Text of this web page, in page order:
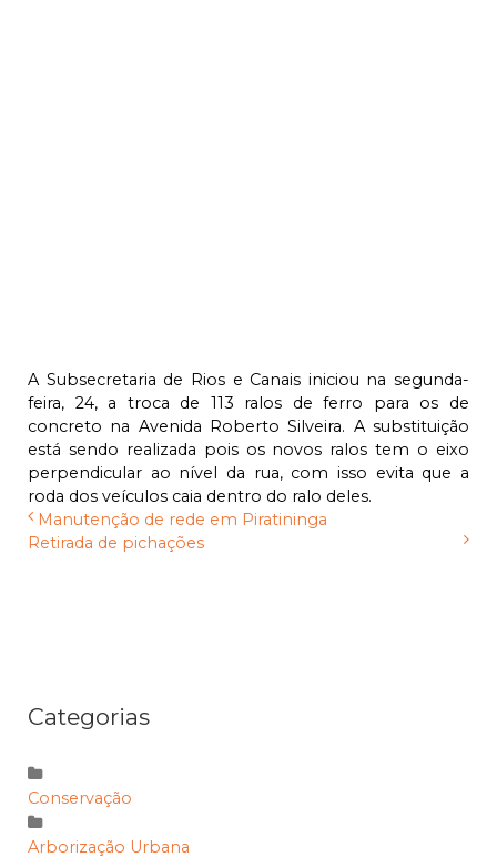
A Subsecretaria de Rios e Canais iniciou na segunda-
feira, 24, a troca de 113 ralos de ferro para os de
concreto na Avenida Roberto Silveira. A substituição
está sendo realizada pois os novos ralos tem o eixo
perpendicular ao nível da rua, com isso evita que a
roda dos veículos caia dentro do ralo deles.
Manutenção de rede em Piratininga
Retirada de pichações
Categorias
Conservação
Arborização Urbana